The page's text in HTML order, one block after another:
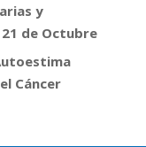
y
de Octubre
Cáncer